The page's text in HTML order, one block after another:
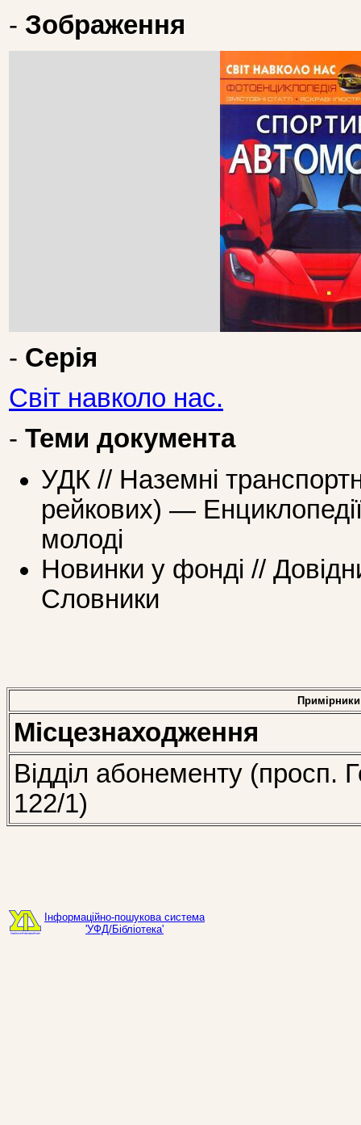
- Зображення
- Серія
Світ навколо нас.
- Теми документа
УДК // Наземні
рейкових) —
молоді
Новинки у фонді //
Словники
Примірники
Місцезнаходження
Відділ абонементу (просп.
122/1)
Інформаційно-пошукова система
'УФД/Бібліотека'